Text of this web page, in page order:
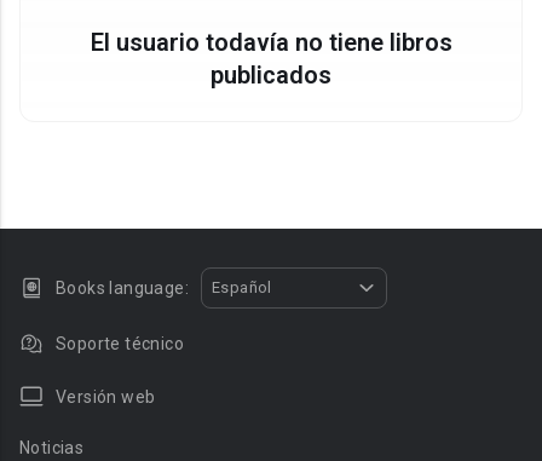
El usuario todavía no tiene libros
publicados
Books language: Español
Soporte técnico
Versión web
Noticias